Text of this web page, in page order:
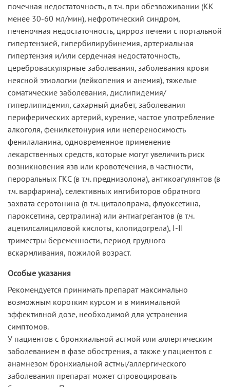
почечная недостаточность, в т.ч. при обезвоживании (КК
менее 30-60 мл/мин), нефротический синдром,
печеночная недостаточность, цирроз печени с портальной
гипертензией, гипербилирубинемия, артериальная
гипертензия и/или сердечная недостаточность,
цереброваскулярные заболевания, заболевания крови
неясной этиологии (лейкопения и анемия), тяжелые
соматические заболевания, дислипидемия/
гиперлипидемия, сахарный диабет, заболевания
периферических артерий, курение, частое употребление
алкоголя, фенилкетонурия или непереносимость
фенилаланина, одновременное применение
лекарственных средств, которые могут увеличить риск
возникновения язв или кровотечения, в частности,
пероральных ГКС (в т.ч. преднизолона), антикоагулянтов (в
т.ч. варфарина), селективных ингибиторов обратного
захвата серотонина (в т.ч. циталопрама, флуоксетина,
пароксетина, сертралина) или антиагрегантов (в т.ч.
ацетилсалициловой кислоты, клопидогрела), I-II
триместры беременности, период грудного
вскармливания, пожилой возраст.
Особые указания
Рекомендуется принимать препарат максимально
возможным коротким курсом и в минимальной
эффективной дозе, необходимой для устранения
симптомов.
У пациентов с бронхиальной астмой или аллергическим
заболеванием в фазе обострения, а также у пациентов с
анамнезом бронхиальной астмы/аллергического
заболевания препарат может спровоцировать